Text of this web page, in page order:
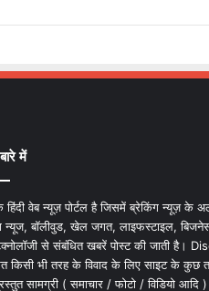
में
वेब न्यूज़ पोर्टल है जिसमें ब्रेकिंग न्यूज़ के
न्यूज, बॉलीवुड, खेल जगत, लाइफस्टाइल,
से संबंधित खबरें पोस्ट की जाती है।
किसी भी तरह के विवाद के लिए साइट के कुछ
प्रस्तुत सामग्री ( समाचार / फोटो / विडियो आदि )